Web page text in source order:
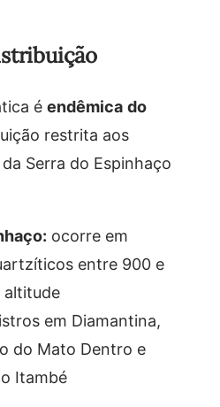
é endêmica do
restrita aos
Serra do Espinhaço
ocorre em
entre 900 e
altitude
em Diamantina,
do Mato Dentro e
Itambé